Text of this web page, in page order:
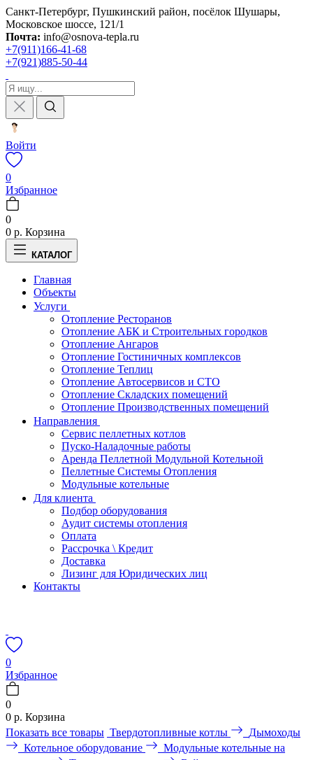
Санкт-Петербург, Пушкинский район, посёлок Шушары,
Московское шоссе, 121/1
Почта: info@osnova-tepla.ru
+7(911)166-41-68
+7(921)885-50-44
Войти
0
Избранное
0
0 р. Корзина
КАТАЛОГ
Главная
Объекты
Услуги
Отопление Ресторанов
Отопление АБК и Строительных городков
Отопление Ангаров
Отопление Гостиничных комплексов
Отопление Теплиц
Отопление Автосервисов и СТО
Отопление Складских помещений
Отопление Производственных помещений
Направления
Сервис пеллетных котлов
Пуско-Наладочные работы
Аренда Пеллетной Модульной Котельной
Пеллетные Системы Отопления
Модульные котельные
Для клиента
Подбор оборудования
Аудит системы отопления
Оплата
Рассрочка \ Кредит
Доставка
Лизинг для Юридических лиц
Контакты
0
Избранное
0
0 р. Корзина
Показать все товары Твердотопливные котлы
Дымоходы
Котельное оборудование
Модульные котельные на